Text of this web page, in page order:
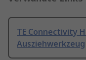
TE Connectivity
Ausziehwerkzeug